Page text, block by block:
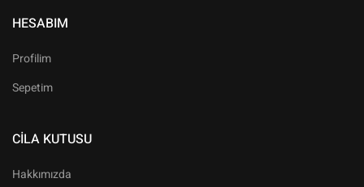
HESABIM
Profilim
Sepetim
CILA KUTUSU
Hakkımızda